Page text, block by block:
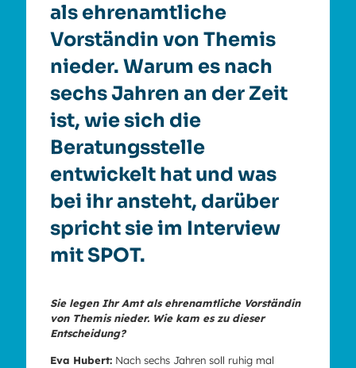
als ehrenamtliche
Vorständin von Themis
nieder. Warum es nach
sechs Jahren an der Zeit
ist, wie sich die
Beratungsstelle
entwickelt hat und was
bei ihr ansteht, darüber
spricht sie im Interview
mit SPOT.
Sie legen Ihr Amt als ehrenamtliche Vorständin
von Themis nieder. Wie kam es zu dieser
Entscheidung?
Eva Hubert: Nach sechs Jahren soll ruhig mal